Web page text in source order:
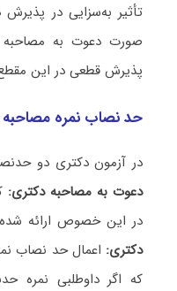
تأثیر به‌سزایی در پذیرش
صورت دعوت به
پذیرش قطعی در این
حد نصاب نمره
در آزمون دکتری دو
دعوت به مصاحبه دکتری:
در این خصوص ارائه
دکتری: اعمال حد نصاب
که اگر داوطلبی نمره